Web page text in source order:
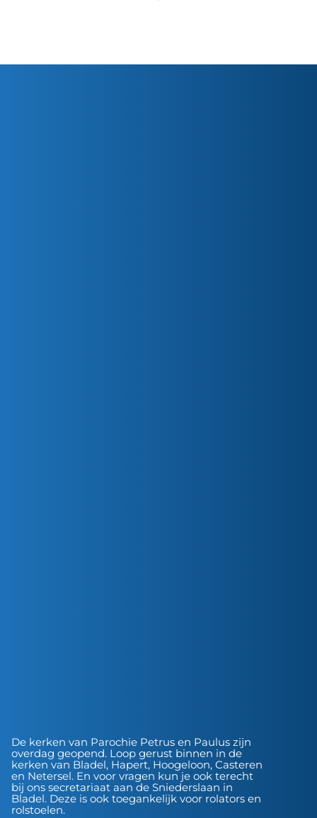
De kerken van Parochie Petrus en Paulus zijn
overdag geopend. Loop gerust binnen in de
kerken van Bladel, Hapert, Hoogeloon, Casteren
en Netersel. En voor vragen kun je ook terecht
bij ons secretariaat aan de Sniederslaan in
Bladel. Deze is ook toegankelijk voor rolators en
rolstoelen.